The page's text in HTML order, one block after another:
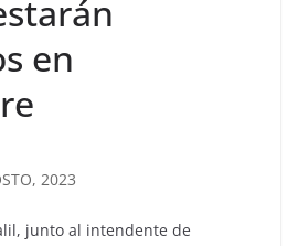
en
2023
junto al intendente de